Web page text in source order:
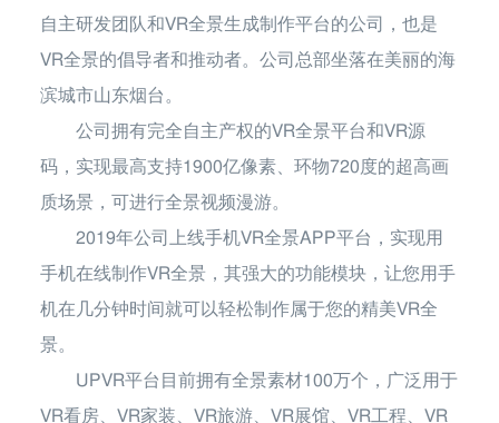
自主研发团队和VR全景生成制作平台的公司，也是
VR全景的倡导者和推动者。公司总部坐落在美丽的海
滨城市山东烟台。
公司拥有完全自主产权的VR全景平台和VR源
码，实现最高支持1900亿像素、环物720度的超高画
质场景，可进行全景视频漫游。
2019年公司上线手机VR全景APP平台，实现用
手机在线制作VR全景，其强大的功能模块，让您用手
机在几分钟时间就可以轻松制作属于您的精美VR全
景。
UPVR平台目前拥有全景素材100万个，广泛用于
VR看房、VR家装、VR旅游、VR展馆、VR工程、VR